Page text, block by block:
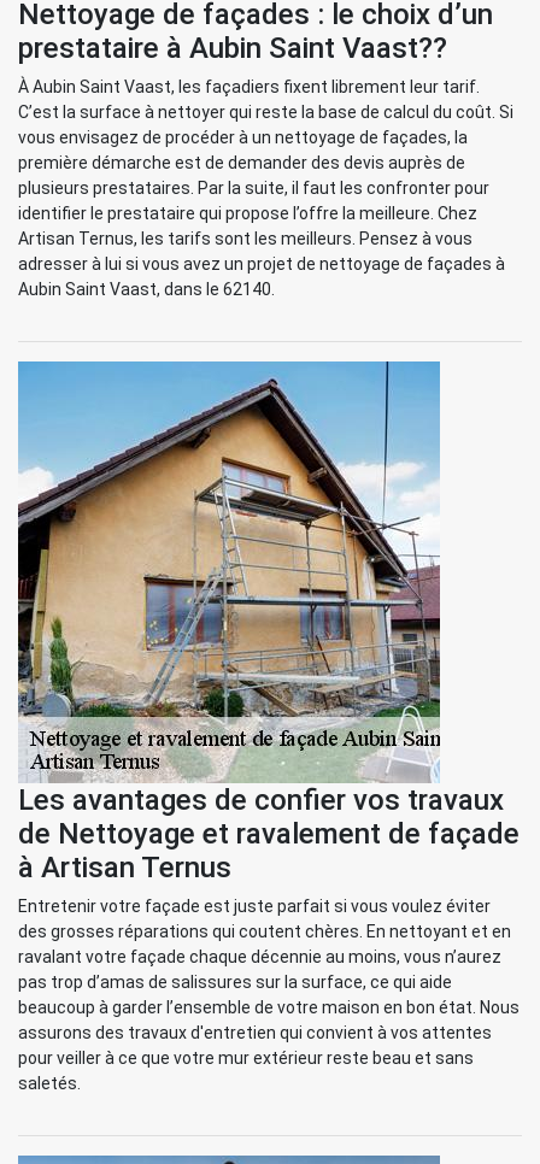
Nettoyage de façades : le choix d’un
prestataire à Aubin Saint Vaast??
À Aubin Saint Vaast, les façadiers fixent librement leur tarif.
C’est la surface à nettoyer qui reste la base de calcul du coût. Si
vous envisagez de procéder à un nettoyage de façades, la
première démarche est de demander des devis auprès de
plusieurs prestataires. Par la suite, il faut les confronter pour
identifier le prestataire qui propose l’offre la meilleure. Chez
Artisan Ternus, les tarifs sont les meilleurs. Pensez à vous
adresser à lui si vous avez un projet de nettoyage de façades à
Aubin Saint Vaast, dans le 62140.
Les avantages de confier vos travaux
de Nettoyage et ravalement de façade
à Artisan Ternus
Entretenir votre façade est juste parfait si vous voulez éviter
des grosses réparations qui coutent chères. En nettoyant et en
ravalant votre façade chaque décennie au moins, vous n’aurez
pas trop d’amas de salissures sur la surface, ce qui aide
beaucoup à garder l’ensemble de votre maison en bon état. Nous
assurons des travaux d'entretien qui convient à vos attentes
pour veiller à ce que votre mur extérieur reste beau et sans
saletés.